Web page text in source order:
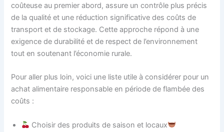
coûteuse au premier abord, assure un contrôle plus précis
de la qualité et une réduction significative des coûts de
transport et de stockage. Cette approche répond à une
exigence de durabilité et de respect de l’environnement
tout en soutenant l’économie rurale.
Pour aller plus loin, voici une liste utile à considérer pour un
achat alimentaire responsable en période de flambée des
coûts :
Choisir des produits de saison et locaux